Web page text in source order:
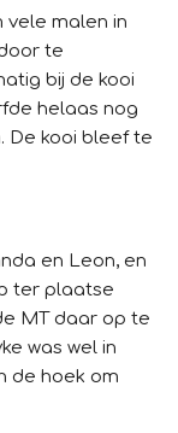
vele malen in
te
bij de kooi
helaas nog
De kooi bleef te
en Leon, en
ter plaatse
MT daar op te
was wel in
de hoek om